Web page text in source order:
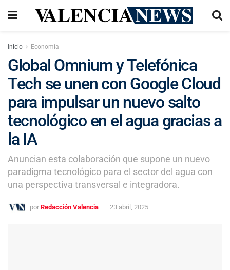
Inicio Economía
Global Omnium y Telefónica
Tech se unen con Google Cloud
para impulsar un nuevo salto
tecnológico en el agua gracias a
la IA
Anuncian esta colaboración que supone un nuevo
paradigma tecnológico para el sector del agua con
una perspectiva transversal e integradora.
por Redacción Valencia 23 abril, 2025